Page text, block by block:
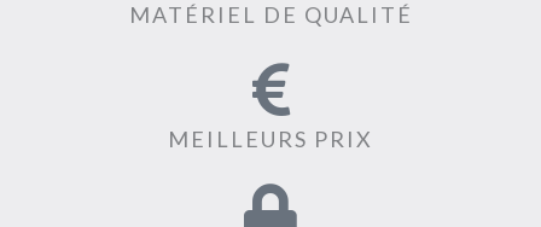
MATÉRIEL DE QUALITÉ
MEILLEURS PRIX